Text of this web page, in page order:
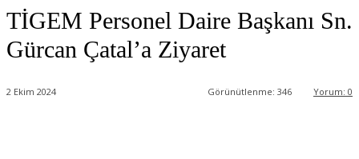
TİGEM Personel Daire Başkanı Sn.
Gürcan Çatal’a Ziyaret
2 Ekim 2024 Yorum: 0
Görünütlenme: 346